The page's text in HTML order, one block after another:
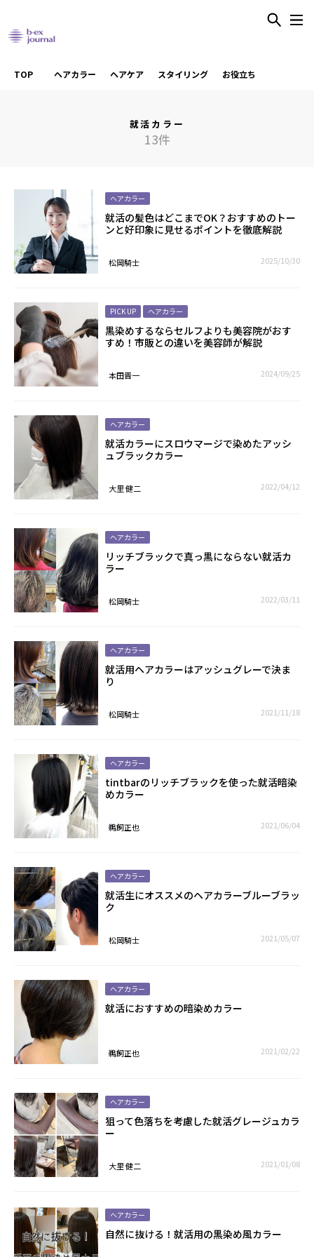
TOP ヘアカラー ヘアケア スタイリング お役立ち
就活カラー
13件
ヘアカラー
就活の髪色はどこまでOK？おすすめのトー
ンと好印象に見せるポイントを徹底解説
松岡騎士 2025/10/30
PICK UP ヘアカラー
黒染めするならセルフよりも美容院がおす
すめ！市販との違いを美容師が解説
本田晋一 2024/09/25
ヘアカラー
就活カラーにスロウマージで染めたアッシ
ュブラックカラー
大里 健二 2022/04/12
ヘアカラー
リッチブラックで真っ黒にならない就活カ
ラー
松岡騎士 2022/03/11
ヘアカラー
就活用ヘアカラーはアッシュグレーで決ま
り
松岡騎士 2021/11/18
ヘアカラー
tintbarのリッチブラックを使った就活暗染
めカラー
鵜飼正也 2021/06/04
ヘアカラー
就活生にオススメのヘアカラーブルーブラッ
ク
松岡騎士 2021/05/07
ヘアカラー
就活におすすめの暗染めカラー
鵜飼正也 2021/02/22
ヘアカラー
狙って色落ちを考慮した就活グレージュカラ
ー
大里 健二 2021/01/08
ヘアカラー
自然に抜ける！就活用の黒染め風カラー